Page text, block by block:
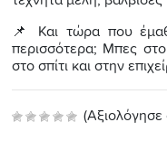
📌 Και τώρα που
περισσότερα; Μπες στο
στο σπίτι και στην